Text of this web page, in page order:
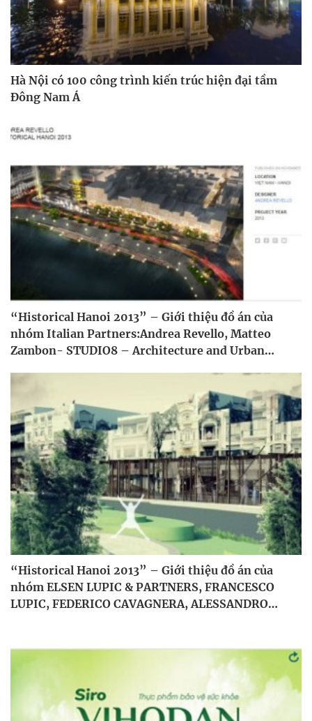
Hà Nội có 100 công trình kiến trúc hiện đại tầm
Đông Nam Á
“Historical Hanoi 2013” – Giới thiệu đồ án của
nhóm Italian Partners:Andrea Revello, Matteo
Zambon- STUDIO8 – Architecture and Urban
“Historical Hanoi 2013” – Giới thiệu đồ án của
nhóm ELSEN LUPIC & PARTNERS, FRANCESCO
LUPIC, FEDERICO CAVAGNERA, ALESSANDRO